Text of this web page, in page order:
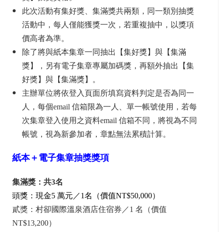
此次活動有集好獎、集滿獎共兩類，同一類別抽獎
活動中，每人僅能獲獎一次，若重複抽中，以獎項
價高者為準。
除了將與紙本集章一同抽出【集好獎】與【集滿
獎】，另有電子集章專屬加碼獎，再額外抽出【集
好獎】與【集滿獎】。
主辦單位將依登入頁面所填寫資料判定是否為同一
人，每個email 信箱限為一人、單一帳號使用，若每
次集章登入使用之資料email 信箱不同，將視為不同
帳號，視為新參加者，章點無法累積計算。
紙本＋電子集章抽獎獎項
集滿獎：共3名
頭獎：現金5 萬元／1名（價值NT$50,000）
貳獎：村卻國際溫泉酒店住宿券／1 名（價值
NT$13,200）